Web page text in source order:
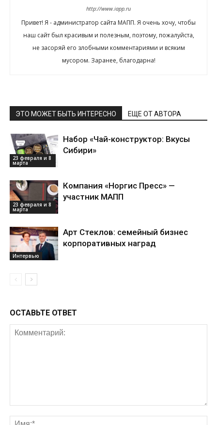
http://www.iapp.ru
Привет! Я - администратор сайта МАПП. Я очень хочу, чтобы
наш сайт был красивым и полезным, поэтому, пожалуйста,
не засоряй его злобными комментариями и всяким
мусором. Заранее, благодарна!
ЭТО МОЖЕТ БЫТЬ ИНТЕРЕСНО ЕЩЕ ОТ АВТОРА
23 февраля и 8
марта
Набор «Чай-конструктор: Вкусы
Сибири»
23 февраля и 8
марта
Компания «Норгис Пресс» —
участник МАПП
Интервью
Арт Стеклов: семейный бизнес
корпоративных наград
ОСТАВЬТЕ ОТВЕТ